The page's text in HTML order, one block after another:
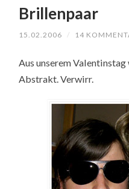
Brillenpaar
15.02.2006 / 14
Aus unserem
Abstrakt. Verwirr.